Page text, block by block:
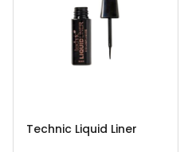
Technic Liquid Liner